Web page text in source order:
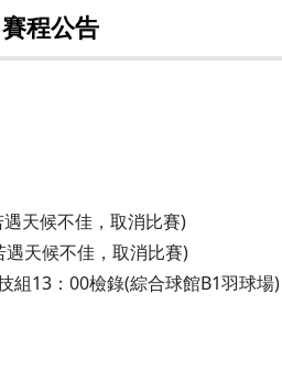
程公告
天候不佳，取消比賽)
天候不佳，取消比賽)
組13：00檢錄(綜合球館B1羽球場)